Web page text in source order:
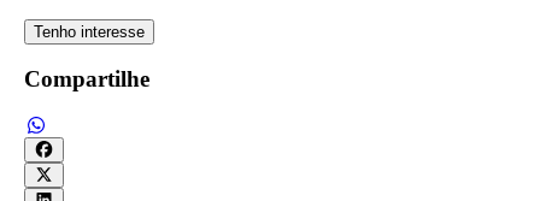
Tenho interesse
Compartilhe